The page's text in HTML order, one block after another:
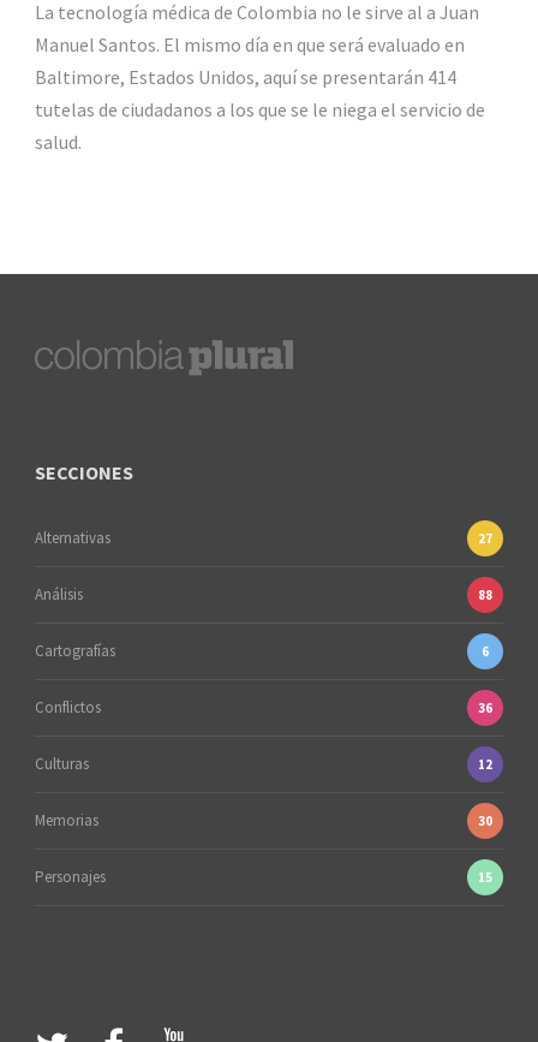
La tecnología médica de Colombia no le sirve al a Juan
Manuel Santos. El mismo día en que será evaluado en
Baltimore, Estados Unidos, aquí se presentarán 414
tutelas de ciudadanos a los que se le niega el servicio de
salud.
SECCIONES
Alternativas 27
Análisis 88
Cartografías 6
Conflictos 36
Culturas 12
Memorias 30
Personajes 15